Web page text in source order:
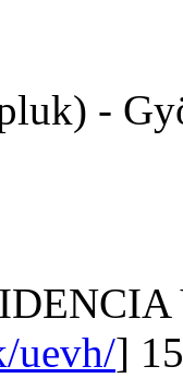
-
uevh/]